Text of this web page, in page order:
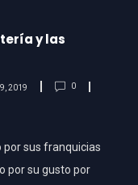
y las
2019 0
por sus franquicias
por su gusto por